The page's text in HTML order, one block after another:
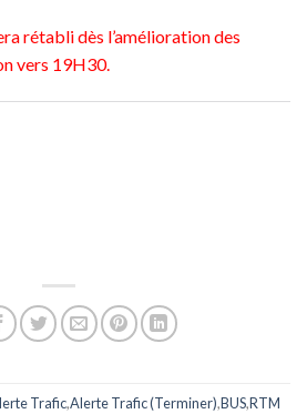
rétabli dès l’amélioration des
vers 19H30.
Trafic,Alerte Trafic (Terminer),BUS,RTM